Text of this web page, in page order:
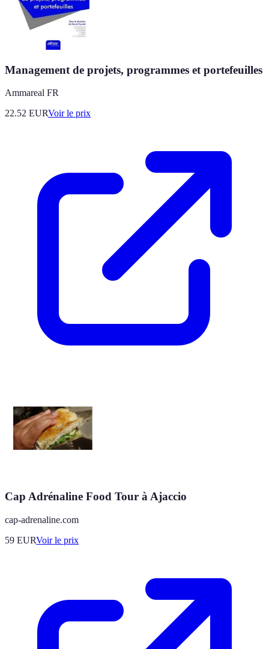
Management de projets, programmes et portefeuilles
Ammareal FR
22.52 EURVoir le prix
Cap Adrénaline Food Tour à Ajaccio
cap-adrenaline.com
59 EURVoir le prix